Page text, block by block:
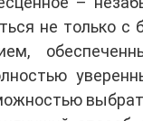
не только